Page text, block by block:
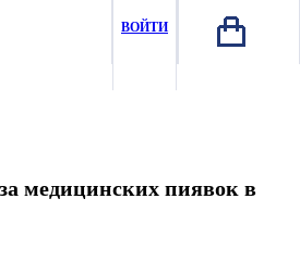
ВОЙТИ
медицинских пиявок в